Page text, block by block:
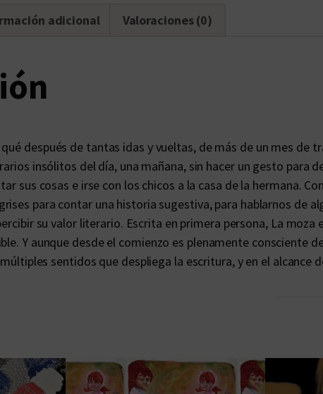
adicional Valoraciones (0)
después de tantas idas y vueltas, de más de un mes
insólitos del día, una mañana, sin hacer un gesto para
sus cosas e irse con los chicos a la casa de la hermana.
para contar una historia sugestiva, para hablarnos de
su valor literario. Escrita en primera persona, La
Y aunque desde el comienzo es plenamente consciente
sentidos que despliega la escritura, y en el alcance